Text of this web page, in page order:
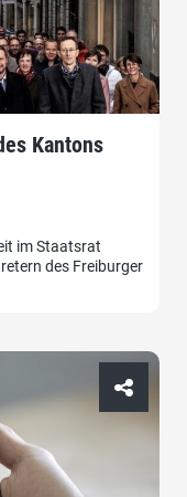
Kantons
im Staatsrat
des Freiburger